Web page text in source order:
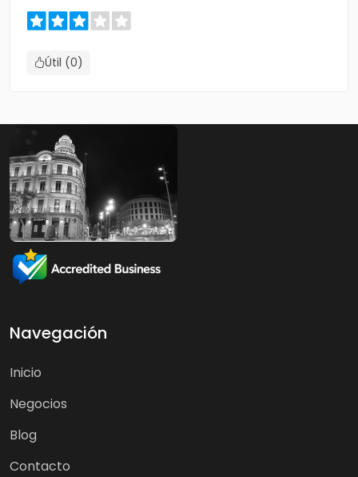
Útil (0)
Navegación
Inicio
Negocios
Blog
Contacto